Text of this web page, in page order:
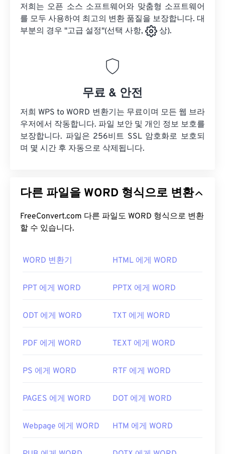
저희는 오픈 소스 소프트웨어와 맞춤형 소프트웨어
를 모두 사용하여 최고의 변환 품질을 보장합니다. 대
부분의 경우 "고급 설정"(선택 사항,
상).
무료 & 안전
저희 WPS to WORD 변환기는 무료이며 모든 웹 브라
우저에서 작동합니다. 파일 보안 및 개인 정보 보호를
보장합니다. 파일은 256비트 SSL 암호화로 보호되
며 몇 시간 후 자동으로 삭제됩니다.
다른 파일을 WORD 형식으로 변환
FreeConvert.com 다른 파일도 WORD 형식으로 변환
할 수 있습니다.
WORD 변환기 HTML 에게 WORD
PPT 에게 WORD PPTX 에게 WORD
ODT 에게 WORD TXT 에게 WORD
PDF 에게 WORD TEXT 에게 WORD
PS 에게 WORD RTF 에게 WORD
PAGES 에게 WORD DOT 에게 WORD
Webpage 에게 WORD HTM 에게 WORD